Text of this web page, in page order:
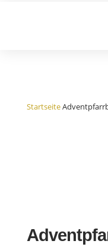
Startseite